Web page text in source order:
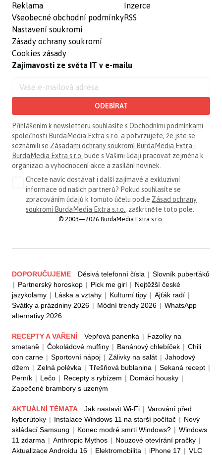
Reklama
Všeobecné obchodní podmínky
Nastavení soukromí
Zásady ochrany soukromí
Cookies zásady
Inzerce
RSS
Zajímavosti ze světa IT v e-mailu
ODEBÍRAT
Přihlášením k newsletteru souhlasíte s Obchodními podmínkami
společnosti BurdaMedia Extra s.r.o. a potvrzujete, že jste se
seznámili se Zásadami ochrany soukromí BurdaMedia Extra -
BurdaMedia Extra s.r.o. bude s Vašimi údaji pracovat zejména k
organizaci a vyhodnocení akce a zasílání novinek.
Chcete navíc dostávat i další zajímavé a exkluzivní
informace od našich partnerů? Pokud souhlasíte se
zpracováním údajů k tomuto účelu podle Zásad ochrany
soukromí BurdaMedia Extra s.r.o. , zaškrtněte toto pole.
© 2003—2026 BurdaMedia Extra s.r.o.
DOPORUČUJEME Děsivá telefonní čísla | Slovník puberťáků
| Partnerský horoskop | Pick me girl | Nejtěžší české
jazykolamy | Láska a vztahy | Kulturní tipy | Ajťák radí |
Svátky a prázdniny 2026 | Módní trendy 2026 | WhatsApp
alternativy 2026
RECEPTY A VAŘENÍ Vepřová panenka | Fazolky na
smetaně | Čokoládové muffiny | Banánový chlebíček | Chili
con carne | Sportovní nápoj | Zálivky na salát | Jahodový
džem | Zelná polévka | Třešňová bublanina | Sekaná recept |
Perník | Lečo | Recepty s rybízem | Domácí housky |
Zapečené brambory s uzeným
AKTUÁLNÍ TÉMATA Jak nastavit Wi-Fi | Varování před
kyberútoky | Instalace Windows 11 na starší počítač | Nový
skládací Samsung | Konec modré smrti Windows? | Windows
11 zdarma | Anthropic Mythos | Nouzové otevírání pračky |
Aktualizace Androidu 16 | Elektromobilita | iPhone 17 | VLC